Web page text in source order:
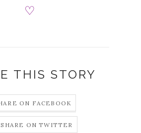
♡
THIS STORY
ON FACEBOOK
SHARE ON TWITTER